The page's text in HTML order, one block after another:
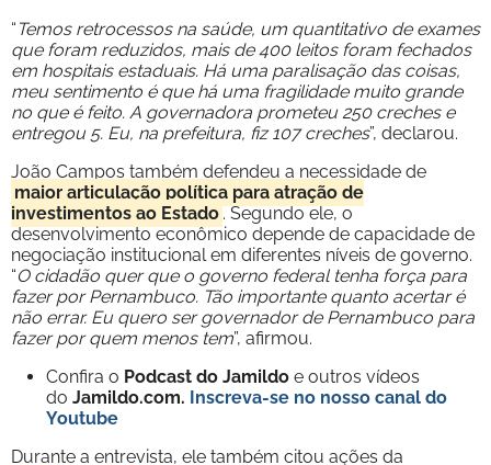
“ Temos retrocessos na saúde, um quantitativo de exames
que foram reduzidos, mais de 400 leitos foram fechados
em hospitais estaduais. Há uma paralisação das coisas,
meu sentimento é que há uma fragilidade muito grande
no que é feito. A governadora prometeu 250 creches e
entregou 5. Eu, na prefeitura, fiz 107 creches”, declarou.
João Campos também defendeu a necessidade de
maior articulação política para atração de
investimentos ao Estado. Segundo ele, o
desenvolvimento econômico depende de capacidade de
negociação institucional em diferentes níveis de governo.
“O cidadão quer que o governo federal tenha força para
fazer por Pernambuco. Tão importante quanto acertar é
não errar. Eu quero ser governador de Pernambuco para
fazer por quem menos tem”, afirmou.
Confira o Podcast do Jamildo e outros vídeos
do Jamildo.com. Inscreva-se no nosso canal do
Youtube
Durante a entrevista, ele também citou ações da